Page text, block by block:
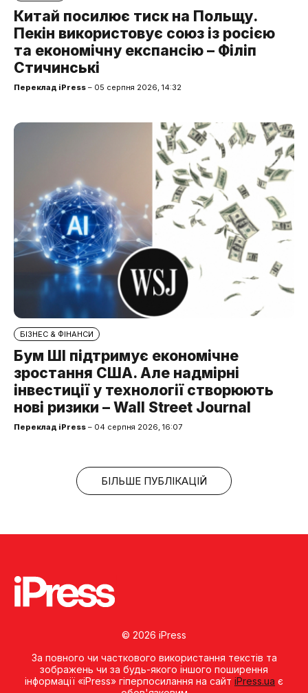
Китай посилює тиск на Польщу.
Пекін використовує союз із росією
та економічну експансію – Філіп
Стичинські
Переклад iPress – 05 серпня 2026, 14:32
БІЗНЕС & ФІНАНСИ
Бум ШІ підтримує економічне
зростання США. Але надмірні
інвестиції у технології створюють
нові ризики – Wall Street Journal
Переклад iPress – 04 серпня 2026, 16:07
БІЛЬШЕ ПУБЛІКАЦІЙ
© 2026 iPress
За повного чи часткового використання текстів та
зображень чи за будь-якого іншого поширення
інформації «iPress» гіперпосилання на сайт iPress.ua є